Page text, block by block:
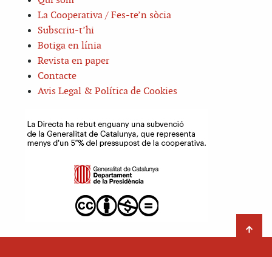
La Cooperativa / Fes-te’n sòcia
Subscriu-t’hi
Botiga en línia
Revista en paper
Contacte
Avis Legal & Política de Cookies